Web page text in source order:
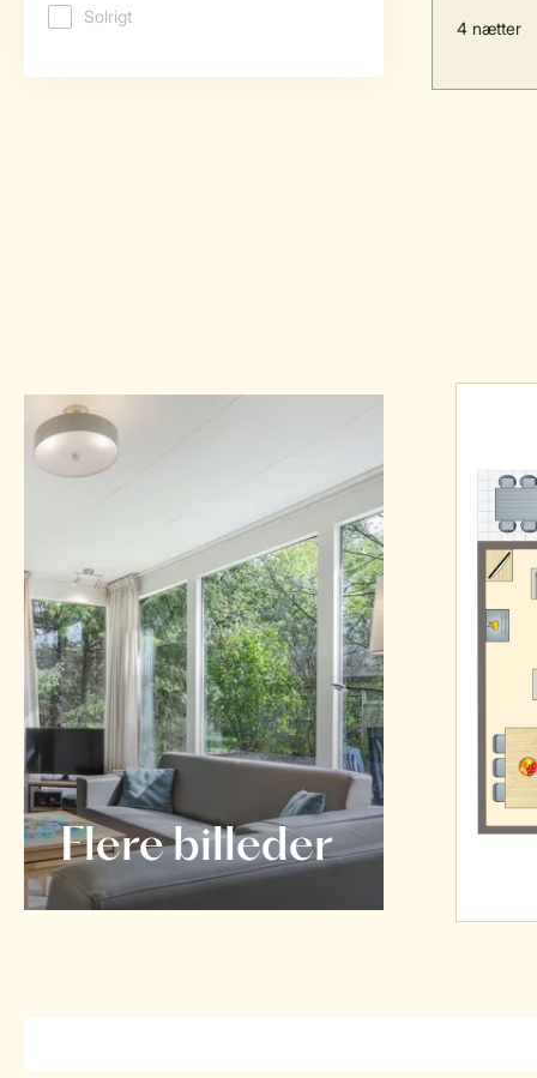
4 nætter
Flere billeder